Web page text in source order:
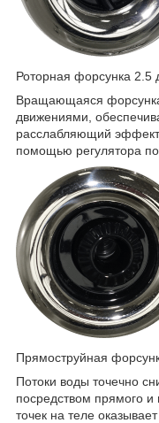
Роторная форсунка
Вращающаяся
движениями,
расслабляющий
помощью регулятора
Прямоструйная
Потоки воды точечно
посредством прямого
точек на теле